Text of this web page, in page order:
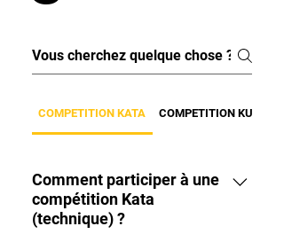
COMPETITION KATA COMPETITION KUMITE
Comment participer à une
compétition Kata
(technique) ?